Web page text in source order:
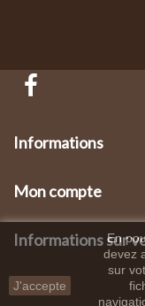
Informations
Mon compte
Informations sur
J'accepte
En
devez
sur